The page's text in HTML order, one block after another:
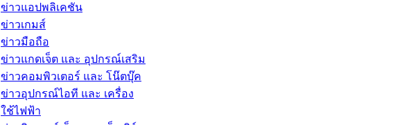
ข่าวแอปพลิเคชัน
ข่าวเกมส์
ข่าวมือถือ
ข่าวแกดเจ็ต และ อุปกรณ์เสริม
ข่าวคอมพิวเตอร์ และ โน๊ตบุ๊ค
ข่าวอุปกรณ์ไอที และ เครื่อง
ใช้ไฟฟ้า